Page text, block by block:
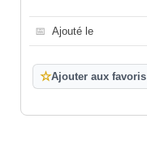
📅 Ajouté le
☆Ajouter aux favoris